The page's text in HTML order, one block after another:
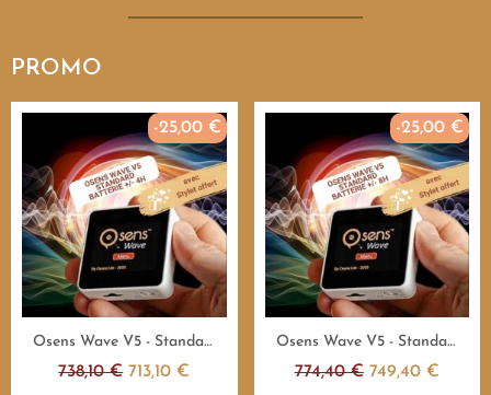
PROMO
Aperçu rapide
-25,00 €
Osens Wave V5 - Standard 55.000Hz - 4H - Emetteur fréquences
738,10 € 713,10 €
Aperçu rapide
-25,00 €
Osens Wave V5 - Standard 55.000Hz - 8H - Emetteur fréquences
774,40 € 749,40 €